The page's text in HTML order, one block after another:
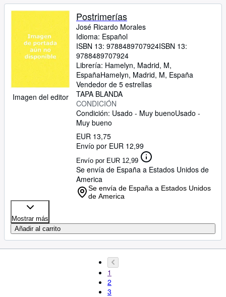
Imagen del editor
Postrimerías
José Ricardo Morales
Idioma: Español
ISBN 13: 9788489707924ISBN 13:
9788489707924
Librería: Hamelyn, Madrid, M,
EspañaHamelyn, Madrid, M, España
Vendedor de 5 estrellas
TAPA BLANDA
CONDICIÓN
Condición: Usado - Muy buenoUsado -
Muy bueno
EUR 13,75
Envío por EUR 12,99
Envío por EUR 12,99
Se envía de España a Estados Unidos de
America
Se envía de España a Estados Unidos
de America
Mostrar más
Añadir al carrito
1
2
3